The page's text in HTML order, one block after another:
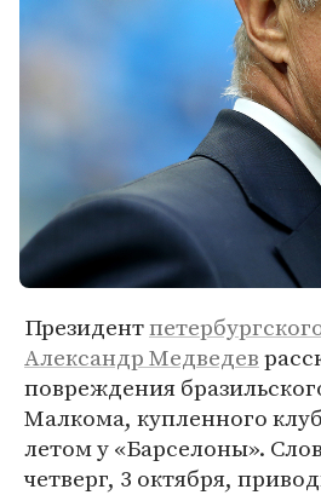
Президент
Александр Медведев
повреждения
Малкома, купленного
летом у «Барселоны».
четверг, 3 октября,